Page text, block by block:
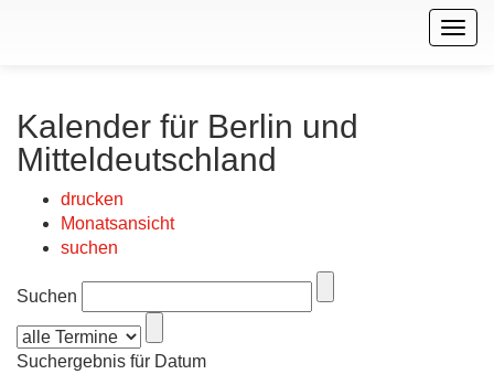
Kalender für Berlin und
Mitteldeutschland
drucken
Monatsansicht
suchen
Suchen
Suchergebnis für Datum